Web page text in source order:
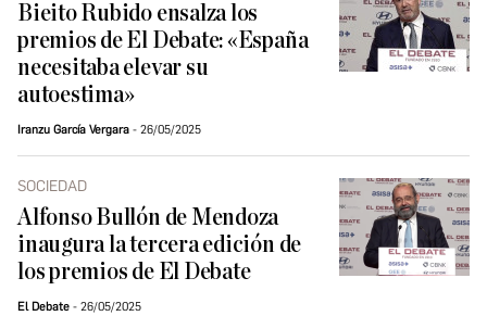
Bieito Rubido ensalza los
premios de El Debate: «España
necesitaba elevar su
autoestima»
Iranzu García Vergara 26/05/2025
SOCIEDAD
Alfonso Bullón de Mendoza
inaugura la tercera edición de
los premios de El Debate
El Debate 26/05/2025